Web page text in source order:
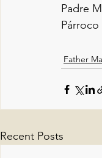
Padre
Párroco
Father
Recent Posts